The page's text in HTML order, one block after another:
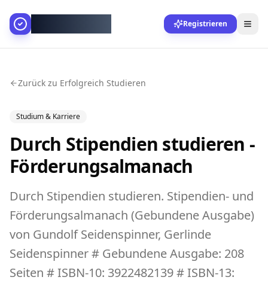
Registrieren
Zurück zu Erfolgreich Studieren
Studium & Karriere
Durch Stipendien studieren -
Förderungsalmanach
Durch Stipendien studieren. Stipendien- und
Förderungsalmanach (Gebundene Ausgabe)
von Gundolf Seidenspinner, Gerlinde
Seidenspinner # Gebundene Ausgabe: 208
Seiten # ISBN-10: 3922482139 # ISBN-13: